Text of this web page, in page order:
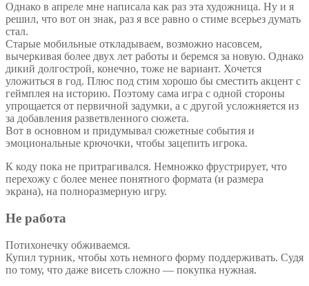
Однако в апреле мне написала как раз эта художница. Ну и я
решил, что вот он знак, раз я все равно о стиме всерьез думать
стал.
Старые мобильные откладываем, возможно насовсем,
вычеркивая более двух лет работы и беремся за новую. Однако
дикий долгострой, конечно, тоже не вариант. Хочется
уложиться в год. Плюс под стим хорошо бы сместить акцент с
геймплея на историю. Поэтому сама игра с одной стороны
упрощается от первичной задумки, а с другой усложняется из
за добавления разветвленного сюжета.
Вот в основном и придумывал сюжетные события и
эмоциональные крючочки, чтобы зацепить игрока.
К коду пока не притрагивался. Немножко фрустрирует, что
перехожу с более менее понятного формата (и размера
экрана), на полноразмерную игру.
Не работа
Потихонечку обживаемся.
Купил турник, чтобы хоть немного форму поддерживать. Судя
по тому, что даже висеть сложно — покупка нужная.